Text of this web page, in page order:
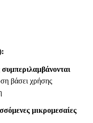
βάσει χρήσης
μικρομεσαίες